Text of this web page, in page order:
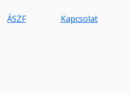
ÁSZF Kapcsolat